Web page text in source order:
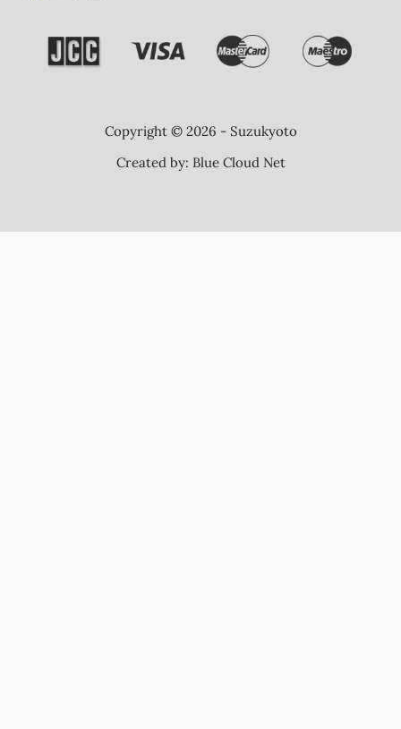
Copyright © 2026 - Suzukyoto
Created by: Blue Cloud Net